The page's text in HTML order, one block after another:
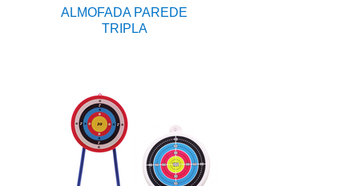
ALMOFADA PAREDE
TRIPLA